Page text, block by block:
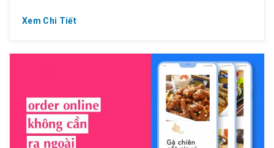
TẠI MR. BBQ
Sinh nhật thích nhất là được ăn ngon, chơi vui. Ở đây
có đủ hết nhé!
Xem Chi Tiết